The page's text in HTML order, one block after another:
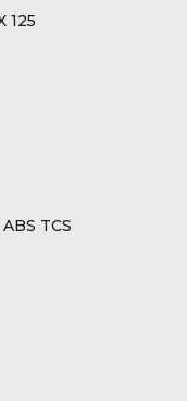
125
TCS